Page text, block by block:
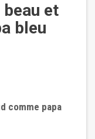
et
bleu
comme papa